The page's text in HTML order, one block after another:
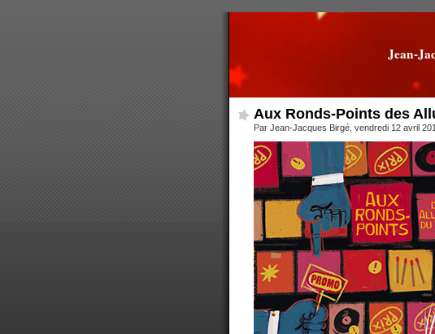
Jean-
Aux Ronds-Points des
Par Jean-Jacques Birgé, vendredi 12 avril